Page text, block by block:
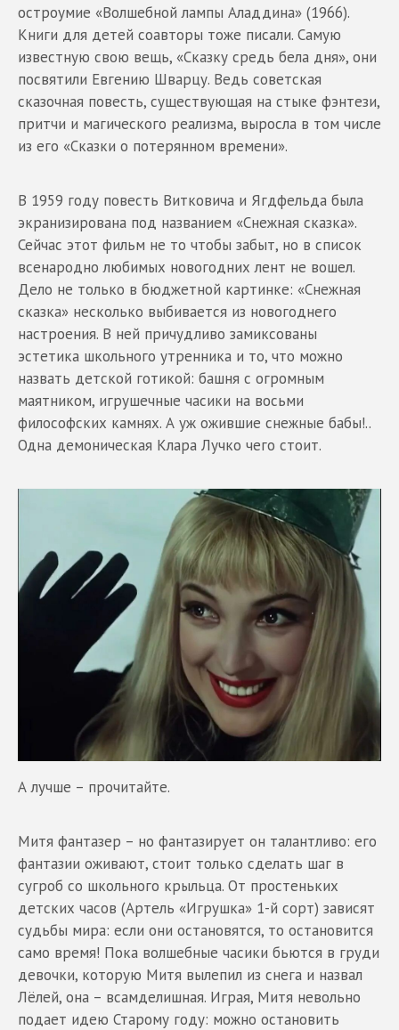
остроумие «Волшебной лампы Аладдина» (1966).
Книги для детей соавторы тоже писали. Самую
известную свою вещь, «Сказку средь бела дня», они
посвятили Евгению Шварцу. Ведь советская
сказочная повесть, существующая на стыке фэнтези,
притчи и магического реализма, выросла в том числе
из его «Сказки о потерянном времени».
В 1959 году повесть Витковича и Ягдфельда была
экранизирована под названием «Снежная сказка».
Сейчас этот фильм не то чтобы забыт, но в список
всенародно любимых новогодних лент не вошел.
Дело не только в бюджетной картинке: «Снежная
сказка» несколько выбивается из новогоднего
настроения. В ней причудливо замиксованы
эстетика школьного утренника и то, что можно
назвать детской готикой: башня с огромным
маятником, игрушечные часики на восьми
философских камнях. А уж ожившие снежные бабы!..
Одна демоническая Клара Лучко чего стоит.
А лучше – прочитайте.
Митя фантазер – но фантазирует он талантливо: его
фантазии оживают, стоит только сделать шаг в
сугроб со школьного крыльца. От простеньких
детских часов (Артель «Игрушка» 1-й сорт) зависят
судьбы мира: если они остановятся, то остановится
само время! Пока волшебные часики бьются в груди
девочки, которую Митя вылепил из снега и назвал
Лёлей, она – всамделишная. Играя, Митя невольно
подает идею Старому году: можно остановить